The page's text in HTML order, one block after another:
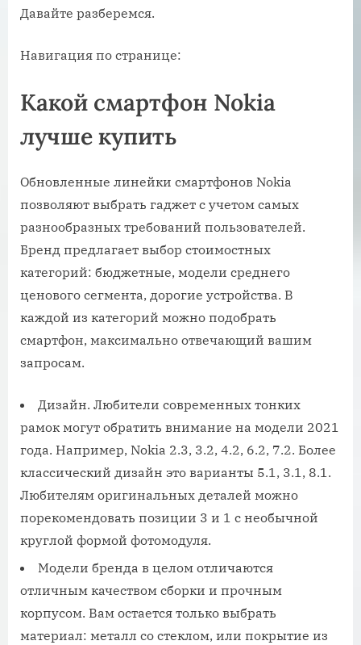
Давайте разберемся.
Навигация по странице:
Какой смартфон Nokia
лучше купить
Обновленные линейки смартфонов Nokia
позволяют выбрать гаджет с учетом самых
разнообразных требований пользователей.
Бренд предлагает выбор стоимостных
категорий: бюджетные, модели среднего
ценового сегмента, дорогие устройства. В
каждой из категорий можно подобрать
смартфон, максимально отвечающий вашим
запросам.
Дизайн. Любители современных тонких
рамок могут обратить внимание на модели 2021
года. Например, Nokia 2.3, 3.2, 4.2, 6.2, 7.2. Более
классический дизайн это варианты 5.1, 3.1, 8.1.
Любителям оригинальных деталей можно
порекомендовать позиции 3 и 1 с необычной
круглой формой фотомодуля.
Модели бренда в целом отличаются
отличным качеством сборки и прочным
корпусом. Вам остается только выбрать
материал: металл со стеклом, или покрытие из